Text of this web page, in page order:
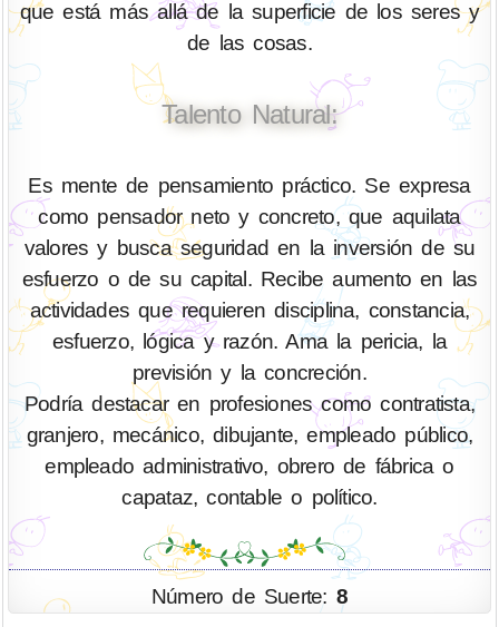
que está más allá de la superficie de los seres y
de las cosas.
Talento Natural:
Es mente de pensamiento práctico. Se expresa
como pensador neto y concreto, que aquilata
valores y busca seguridad en la inversión de su
esfuerzo o de su capital. Recibe aumento en las
actividades que requieren disciplina, constancia,
esfuerzo, lógica y razón. Ama la pericia, la
previsión y la concreción.
Podría destacar en profesiones como contratista,
granjero, mecánico, dibujante, empleado público,
empleado administrativo, obrero de fábrica o
capataz, contable o político.
Número de Suerte: 8